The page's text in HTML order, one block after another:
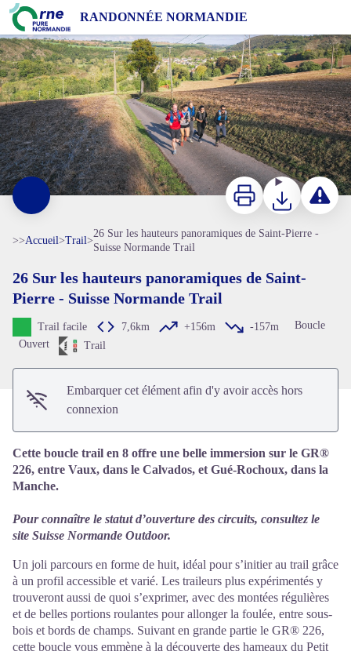
RANDONNÉE NORMANDIE
Voir l'image en plein écran
ImprimerTéléchargerSignaler
>>Accueil>Trail>
26 Sur les hauteurs panoramiques de Saint-Pierre -
Suisse Normande Trail
26 Sur les hauteurs panoramiques de Saint-
Pierre - Suisse Normande Trail
Trail facile 7,6km +156m -157m
Boucle
Ouvert
Trail
Embarquer cet élément afin d'y avoir accès hors
connexion
Cette boucle trail en 8 offre une belle immersion sur le GR®
226, entre Vaux, dans le Calvados, et Gué-Rochoux, dans la
Manche.
Pour connaître le statut d’ouverture des circuits, consultez le
site Suisse Normande Outdoor.
Un joli parcours en forme de huit, idéal pour s’initier au trail grâce
à un profil accessible et varié. Les traileurs plus expérimentés y
trouveront aussi de quoi s’exprimer, avec des montées régulières
et de belles portions roulantes pour allonger la foulée, entre sous-
bois et bords de champs. Suivant en grande partie le GR® 226,
cette boucle vous emmène à la découverte des hameaux du Petit